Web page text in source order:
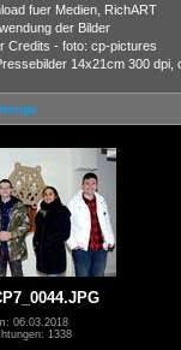
fuer Medien, RichART
der Bilder
Credits - foto: cp-pictures
14x21cm 300
06.03.2018
1338